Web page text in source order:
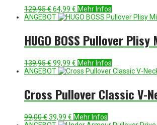
129,95€Ursprünglicher
Preis
64,99 € Aktueller
Preis
Mehr Infos
ANGEBOT
HUGO BOSS Pullover
139,95€Ursprünglicher
Preis
99,99 € Aktueller
Preis
Mehr Infos
ANGEBOT
Cross Pullover Classic V-
99,00€Ursprünglicher
39,99 € Aktueller
Mehr Infos